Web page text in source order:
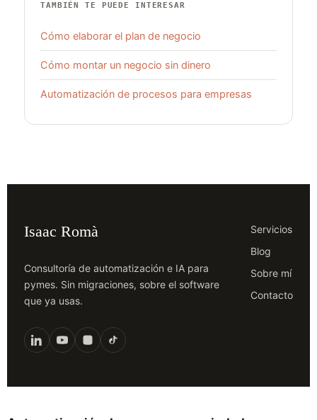
TAMBIÉN TE PUEDE INTERESAR
Cómo elaborar el plan de negocio
Cómo montar un negocio sin dinero
Automatización de procesos para empresas
Isaac Romà
Consultoría de automatización e IA para
pymes. Sin migraciones, sobre el software
que ya usas.
Servicios
Blog
Sobre mí
Contacto